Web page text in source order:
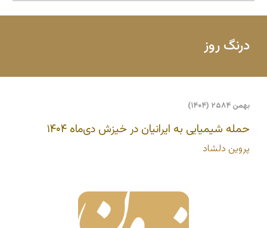
درنگ روز
بهمن ۲۵۸۴ (۱۴۰۴)
حمله شیمیایی به ایرانیان در خیزش دی‌ماه ۱۴۰۴
پروین دلشاد